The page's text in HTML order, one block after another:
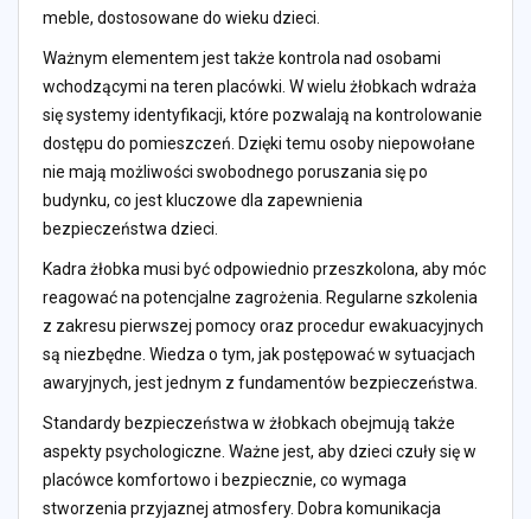
meble, dostosowane do wieku dzieci.
Ważnym elementem jest także kontrola nad osobami
wchodzącymi na teren placówki. W wielu żłobkach wdraża
się systemy identyfikacji, które pozwalają na kontrolowanie
dostępu do pomieszczeń. Dzięki temu osoby niepowołane
nie mają możliwości swobodnego poruszania się po
budynku, co jest kluczowe dla zapewnienia
bezpieczeństwa dzieci.
Kadra żłobka musi być odpowiednio przeszkolona, aby móc
reagować na potencjalne zagrożenia. Regularne szkolenia
z zakresu pierwszej pomocy oraz procedur ewakuacyjnych
są niezbędne. Wiedza o tym, jak postępować w sytuacjach
awaryjnych, jest jednym z fundamentów bezpieczeństwa.
Standardy bezpieczeństwa w żłobkach obejmują także
aspekty psychologiczne. Ważne jest, aby dzieci czuły się w
placówce komfortowo i bezpiecznie, co wymaga
stworzenia przyjaznej atmosfery. Dobra komunikacja